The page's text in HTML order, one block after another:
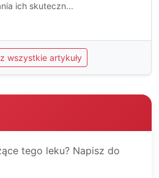
ich skuteczn...
wszystkie artykuły
tego leku? Napisz do